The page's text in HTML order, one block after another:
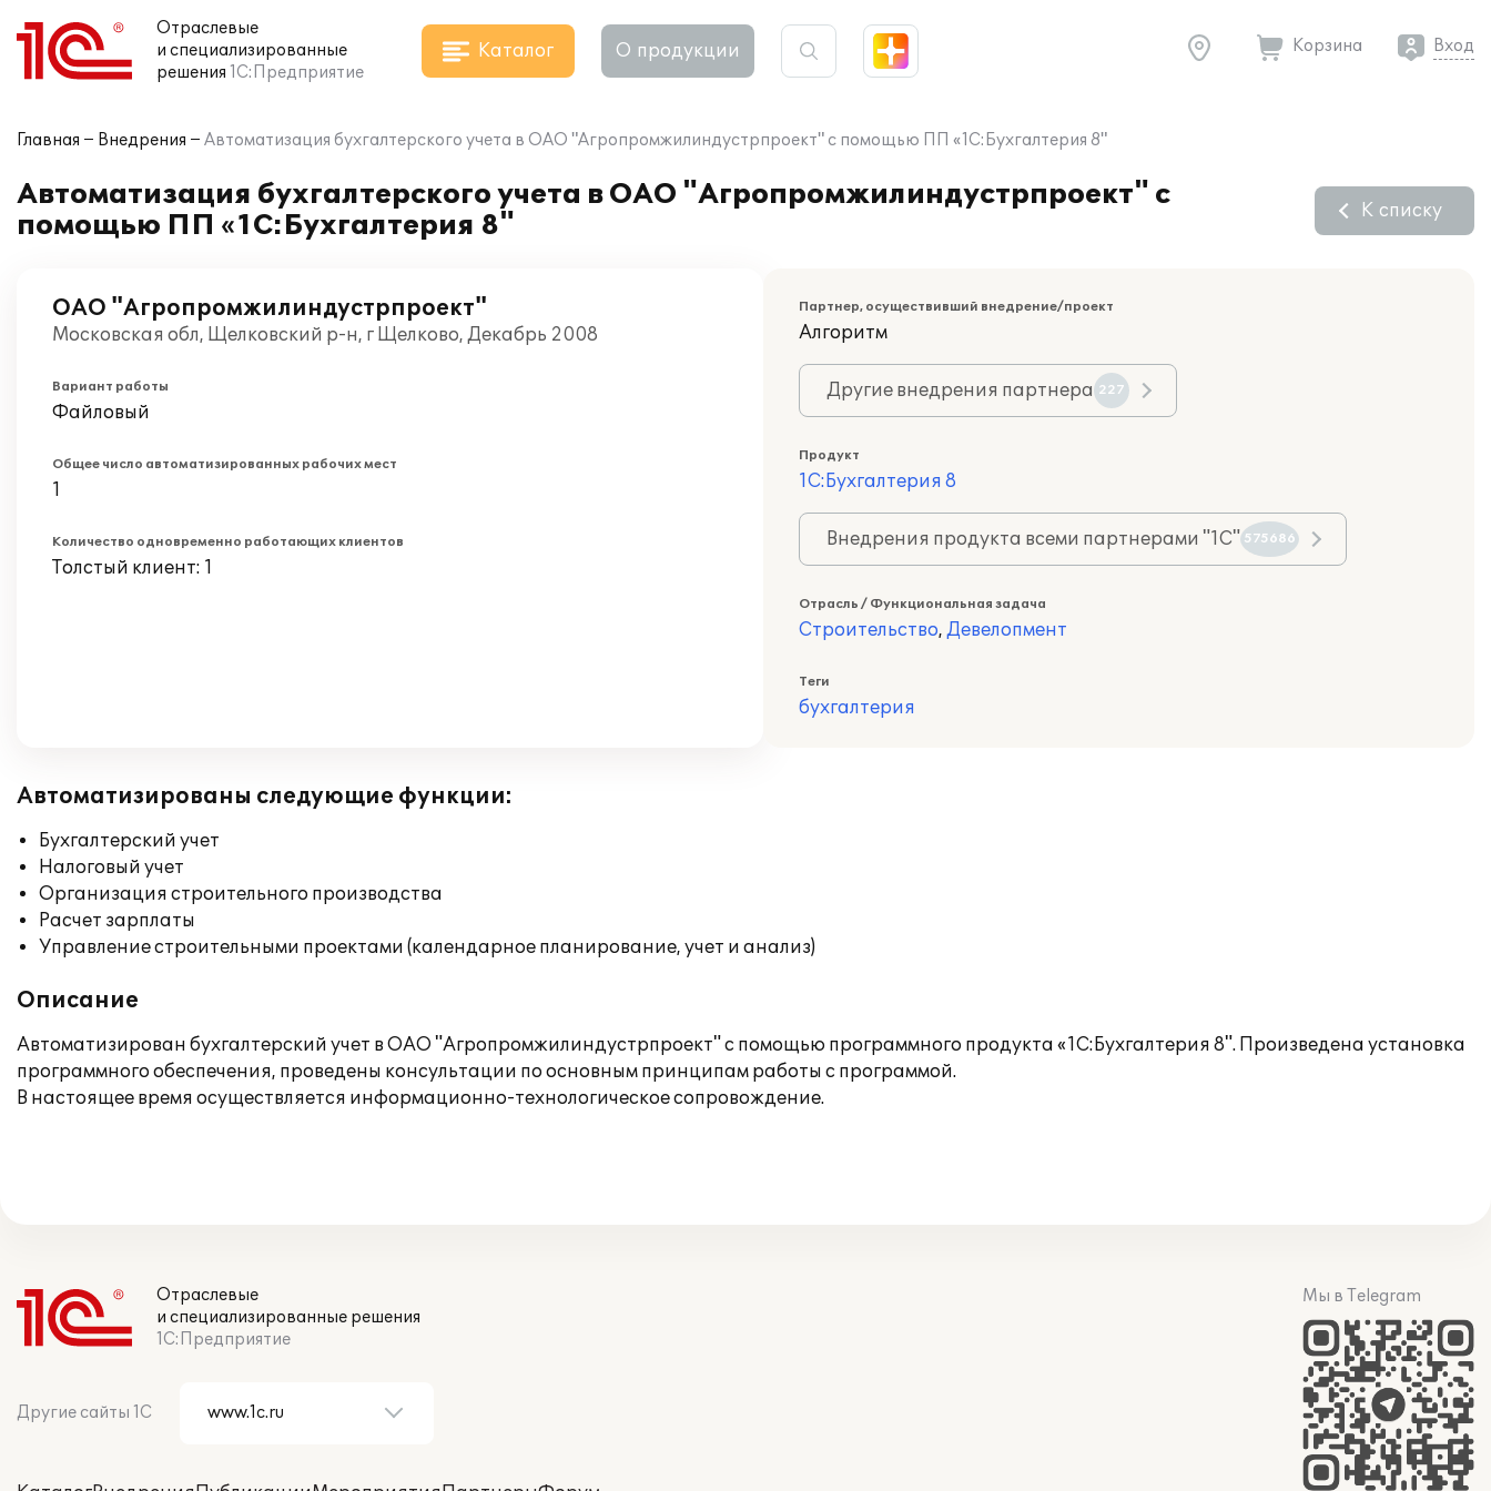
Отраслевые
и специализированные
решения 1С:Предприятие
Каталог О продукции Корзина Вход
Главная Внедрения Автоматизация бухгалтерского учета в ОАО "Агропромжилиндустрпроект" с помощью ПП «1С:Бухгалтерия 8"
Автоматизация бухгалтерского учета в ОАО "Агропромжилиндустрпроект" с
помощью ПП «1С:Бухгалтерия 8"
К списку
ОАО "Агропромжилиндустрпроект"
Московская обл, Щелковский р-н, г Щелково, Декабрь 2008
Вариант работы
Файловый
Общее число автоматизированных рабочих мест
1
Количество одновременно работающих клиентов
Толстый клиент: 1
Партнер, осуществивший внедрение/проект
Алгоритм
Другие внедрения партнера 227
Продукт
1С:Бухгалтерия 8
Внедрения продукта всеми партнерами "1С" 575686
Отрасль / Функциональная задача
Строительство, Девелопмент
Теги
бухгалтерия
Автоматизированы следующие функции:
Бухгалтерский учет
Налоговый учет
Организация строительного производства
Расчет зарплаты
Управление строительными проектами (календарное планирование, учет и анализ)
Описание
Автоматизирован бухгалтерский учет в ОАО "Агропромжилиндустрпроект" с помощью программного продукта «1С:Бухгалтерия 8". Произведена установка
программного обеспечения, проведены консультации по основным принципам работы с программой.
В настоящее время осуществляется информационно-технологическое сопровождение.
Отраслевые
и специализированные решения
1С:Предприятие
Другие сайты 1С
Мы в Telegram